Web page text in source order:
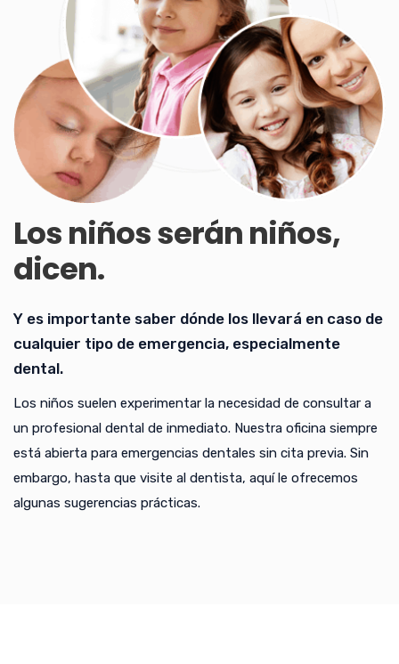
Los niños serán niños,
dicen.
Y es importante saber dónde los llevará en caso de
cualquier tipo de emergencia, especialmente
dental.
Los niños suelen experimentar la necesidad de consultar a
un profesional dental de inmediato. Nuestra oficina siempre
está abierta para emergencias dentales sin cita previa. Sin
embargo, hasta que visite al dentista, aquí le ofrecemos
algunas sugerencias prácticas.